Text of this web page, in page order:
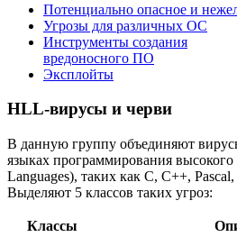
Потенциально опасное и
Угрозы для различных ОС
Инструменты создания
вредоносного ПО
Эксплойты
HLL-вирусы и черви
В данную группу объединяют
языках программирования
Languages), таких как С, С++,
Выделяют 5 классов таких угроз:
Классы